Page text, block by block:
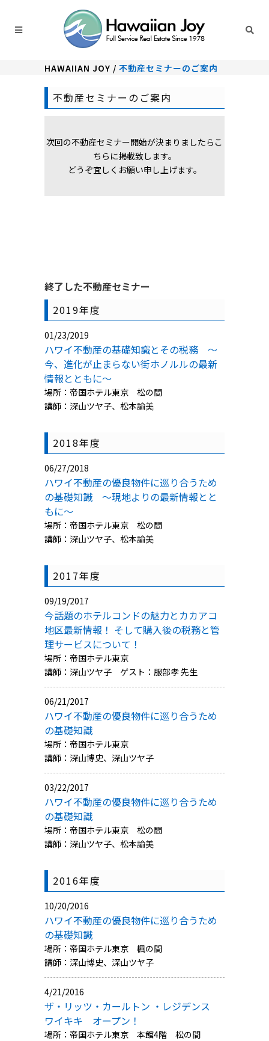
HAWAIIAN JOY / 不動産セミナーのご案内
不動産セミナーのご案内
次回の不動産セミナー開始が決まりましたらこ
ちらに掲載致します。
どうぞ宜しくお願い申し上げます。
終了した不動産セミナー
2019年度
01/23/2019
ハワイ不動産の基礎知識とその税務 ～
今、進化が止まらない街ホノルルの最新
情報とともに～
場所：帝国ホテル東京 松の間
講師：深山ツヤ子、松本諭美
2018年度
06/27/2018
ハワイ不動産の優良物件に巡り合うため
の基礎知識 〜現地よりの最新情報とと
もに〜
場所：帝国ホテル東京 松の間
講師：深山ツヤ子、松本諭美
2017年度
09/19/2017
今話題のホテルコンドの魅力とカカアコ
地区最新情報！ そして購入後の税務と管
理サービスについて！
場所：帝国ホテル東京
講師：深山ツヤ子 ゲスト：服部孝 先生
06/21/2017
ハワイ不動産の優良物件に巡り合うため
の基礎知識
場所：帝国ホテル東京
講師：深山博史、深山ツヤ子
03/22/2017
ハワイ不動産の優良物件に巡り合うため
の基礎知識
場所：帝国ホテル東京 松の間
講師：深山ツヤ子、松本諭美
2016年度
10/20/2016
ハワイ不動産の優良物件に巡り合うため
の基礎知識
場所：帝国ホテル東京 楓の間
講師：深山博史、深山ツヤ子
4/21/2016
ザ・リッツ・カールトン ・レジデンス
ワイキキ オープン！
場所：帝国ホテル東京 本館4階 松の間